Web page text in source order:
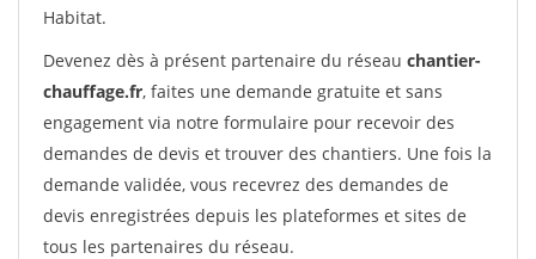
Habitat.
Devenez dès à présent partenaire du réseau chantier-
chauffage.fr, faites une demande gratuite et sans
engagement via notre formulaire pour recevoir des
demandes de devis et trouver des chantiers. Une fois la
demande validée, vous recevrez des demandes de
devis enregistrées depuis les plateformes et sites de
tous les partenaires du réseau.